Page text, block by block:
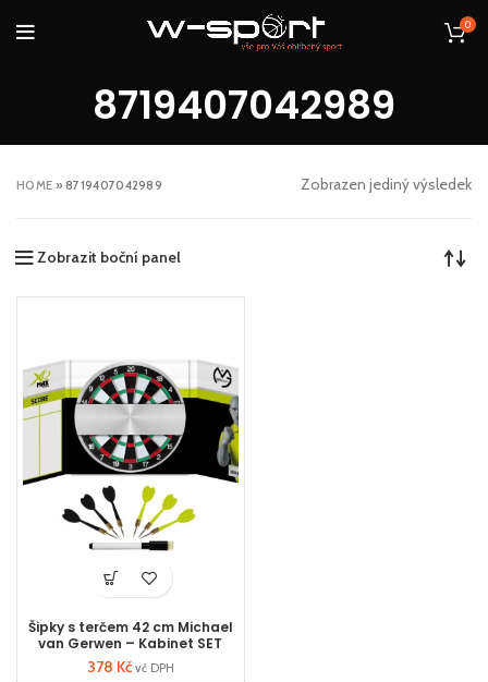
0
8719407042989
HOME »8719407042989 Zobrazen jediný výsledek
Zobrazit boční panel
Šipky s terčem 42 cm Michael
van Gerwen – Kabinet SET
378 Kč vč DPH